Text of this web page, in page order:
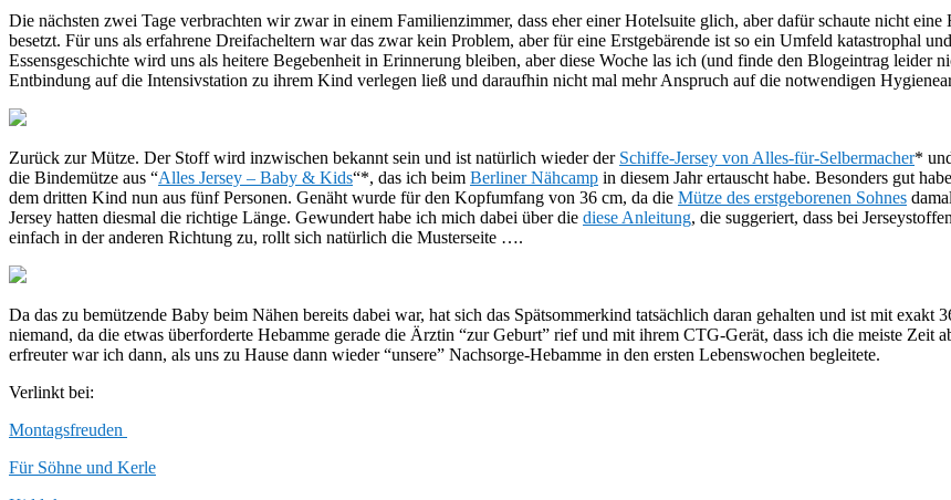
Die nächsten zwei Tage verbrachten wir zwar in einem Familienzimmer, dass eher einer Hotelsuite glich, aber dafür schaute nicht
besetzt. Für uns als erfahrene Dreifacheltern war das zwar kein Problem, aber für eine Erstgebärende ist so ein Umfeld katastrophal
Essensgeschichte wird uns als heitere Begebenheit in Erinnerung bleiben, aber diese Woche las ich (und finde den Blogeintrag leider
Entbindung auf die Intensivstation zu ihrem Kind verlegen ließ und daraufhin nicht mal mehr Anspruch auf die notwendigen
Zurück zur Mütze. Der Stoff wird inzwischen bekannt sein und ist natürlich wieder der Schiffe-Jersey von Alles-für-Selbermacher*
die Bindemütze aus “Alles Jersey – Baby & Kids“*, das ich beim Berliner Nähcamp in diesem Jahr ertauscht habe. Besonders gut
dem dritten Kind nun aus fünf Personen. Genäht wurde für den Kopfumfang von 36 cm, da die Mütze des erstgeborenen Sohnes
Jersey hatten diesmal die richtige Länge. Gewundert habe ich mich dabei über die diese Anleitung, die suggeriert, dass bei
einfach in der anderen Richtung zu, rollt sich natürlich die Musterseite ….
Da das zu bemützende Baby beim Nähen bereits dabei war, hat sich das Spätsommerkind tatsächlich daran gehalten und ist mit
niemand, da die etwas überforderte Hebamme gerade die Ärztin “zur Geburt” rief und mit ihrem CTG-Gerät, dass ich die meiste Zeit
erfreuter war ich dann, als uns zu Hause dann wieder “unsere” Nachsorge-Hebamme in den ersten Lebenswochen begleitete.
Verlinkt bei:
Montagsfreuden
Für Söhne und Kerle